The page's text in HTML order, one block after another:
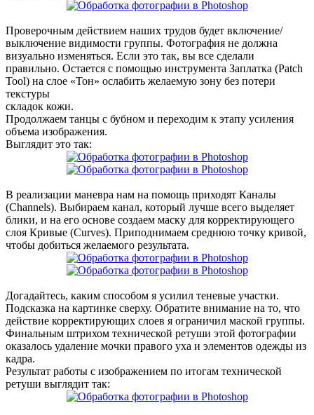
Проверочным действием наших трудов будет включение/
выключение видимости группы. Фотография не должна
визуально изменяться. Если это так, вы все сделали
правильно. Остается с помощью инструмента Заплатка (Patch
Tool) на слое «Тон» ослабить желаемую зону без потери
текстуры
складок кожи.
Продолжаем танцы с бубном и переходим к этапу усиления
объема изображения.
Выглядит это так:
В реализации маневра нам на помощь приходят Каналы
(Channels). Выбираем канал, который лучше всего выделяет
блики, и на его основе создаем маску для корректирующего
слоя Кривые (Curves). Приподнимаем среднюю точку кривой,
чтобы добиться желаемого результата.
Догадайтесь, каким способом я усилил теневые участки.
Подсказка на картинке сверху. Обратите внимание на то, что
действие корректирующих слоев я ограничил маской группы.
Финальным штрихом технической ретуши этой фотографии
оказалось удаление мочки правого уха и элементов одежды из
кадра.
Результат работы с изображением по итогам технической
ретуши выглядит так: